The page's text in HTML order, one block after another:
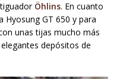
Öhlins. En cuanto
Hyosung GT 650 y para
unas tijas mucho más
depósitos de